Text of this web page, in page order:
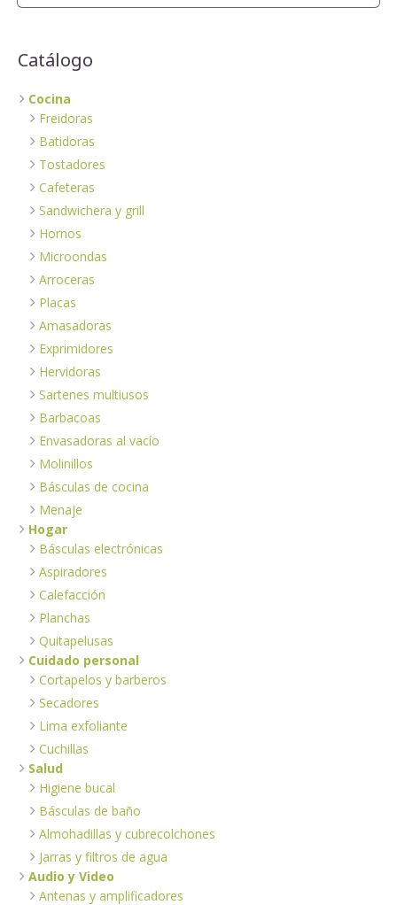
Catálogo
Cocina
Freidoras
Batidoras
Tostadores
Cafeteras
Sandwichera y grill
Hornos
Microondas
Arroceras
Placas
Amasadoras
Exprimidores
Hervidoras
Sartenes multiusos
Barbacoas
Envasadoras al vacío
Molinillos
Básculas de cocina
Menaje
Hogar
Básculas electrónicas
Aspiradores
Calefacción
Planchas
Quitapelusas
Cuidado personal
Cortapelos y barberos
Secadores
Lima exfoliante
Cuchillas
Salud
Higiene bucal
Básculas de baño
Almohadillas y cubrecolchones
Jarras y filtros de agua
Audio y Video
Antenas y amplificadores